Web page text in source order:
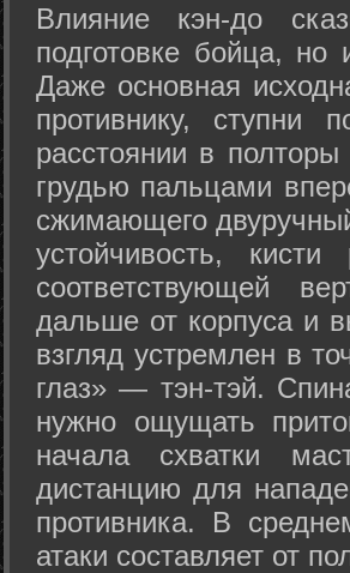
Влияние кэн-до
подготовке бойца, но
Даже основная
противнику,
расстоянии в
грудью пальцами
сжимающего
устойчивость,
соответствующей
дальше от корпуса и
взгляд устремлен в
глаз» — тэн-тэй.
нужно ощущать
начала схватки
дистанцию для
противника. В
атаки составляет от